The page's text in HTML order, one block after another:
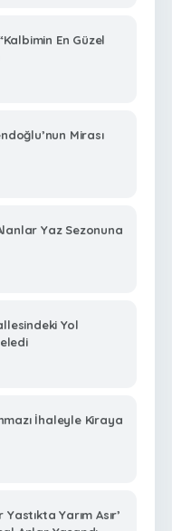
En Güzel
Mirası
Yaz Sezonuna
Yol
İhaleyle Kiraya
Yarım Asır’